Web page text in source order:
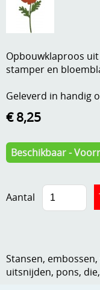
Andere
Dies om te
DVD-CD
Embossen
Handige extra's
Hout , MDF,
Knipvellen
Verzend - en
Info
Anders creatief
Opbouwklaproos
stamper en
Geleverd in handig
€ 8,25
Beschikbaar -
Aantal
Stansen,
uitsnijden, pons,